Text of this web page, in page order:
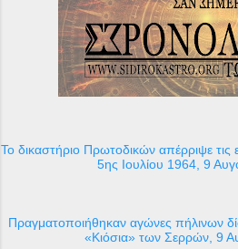
Το δικαστήριο Πρωτοδικών απέρριψε τις
5ης Ιουλίου 1964, 9
Πραγματοποιήθηκαν αγώνες πήλινων
«Κιόσια» των Σερρών, 9